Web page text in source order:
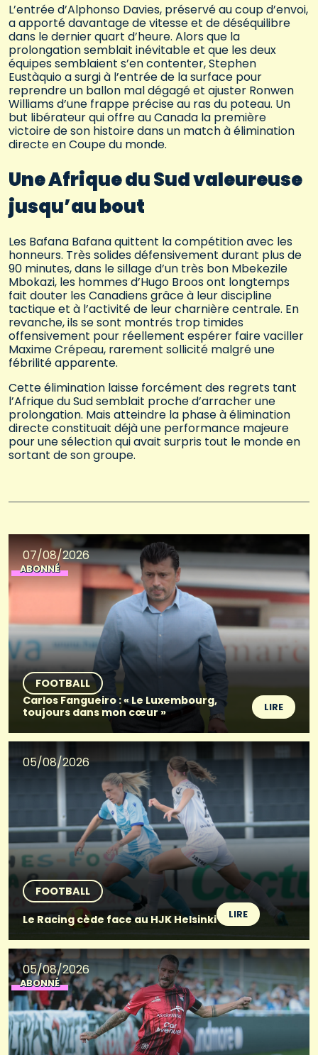
L’entrée d’Alphonso Davies, préservé au coup d’envoi,
a apporté davantage de vitesse et de déséquilibre
dans le dernier quart d’heure. Alors que la
prolongation semblait inévitable et que les deux
équipes semblaient s’en contenter, Stephen
Eustàquio a surgi à l’entrée de la surface pour
reprendre un ballon mal dégagé et ajuster Ronwen
Williams d’une frappe précise au ras du poteau. Un
but libérateur qui offre au Canada la première
victoire de son histoire dans un match à élimination
directe en Coupe du monde.
Une Afrique du Sud valeureuse
jusqu’au bout
Les Bafana Bafana quittent la compétition avec les
honneurs. Très solides défensivement durant plus de
90 minutes, dans le sillage d’un très bon Mbekezile
Mbokazi, les hommes d’Hugo Broos ont longtemps
fait douter les Canadiens grâce à leur discipline
tactique et à l’activité de leur charnière centrale. En
revanche, ils se sont montrés trop timides
offensivement pour réellement espérer faire vaciller
Maxime Crépeau, rarement sollicité malgré une
fébrilité apparente.
Cette élimination laisse forcément des regrets tant
l’Afrique du Sud semblait proche d’arracher une
prolongation. Mais atteindre la phase à élimination
directe constituait déjà une performance majeure
pour une sélection qui avait surpris tout le monde en
sortant de son groupe.
07/08/2026
ABONNÉ
FOOTBALL
Carlos Fangueiro : « Le Luxembourg,
toujours dans mon cœur »
LIRE
05/08/2026
FOOTBALL
Le Racing cède face au HJK Helsinki
LIRE
05/08/2026
ABONNÉ